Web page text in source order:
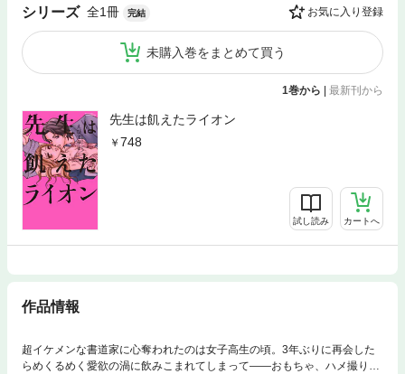
シリーズ 全1冊 完結 お気に入り登録
未購入巻をまとめて買う
1巻から 最新刊から
先生は飢えたライオン
748
試し読み カートへ
作品情報
超イケメンな書道家に心奪われたのは女子高生の頃。3年ぶりに再会した
らめくるめく愛欲の渦に飲みこまれてしまって――おもちゃ、ハメ撮り、